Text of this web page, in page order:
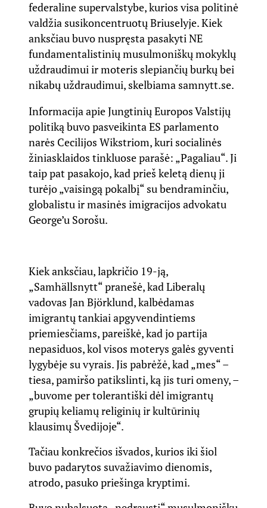
federaline supervalstybe, kurios visa politinė
valdžia susikoncentruotų Briuselyje. Kiek
anksčiau buvo nuspręsta pasakyti NE
fundamentalistinių musulmoniškų mokyklų
uždraudimui ir moteris slepiančių burkų bei
nikabų uždraudimui, skelbiama samnytt.se.
Informacija apie Jungtinių Europos Valstijų
politiką buvo pasveikinta ES parlamento
narės Cecilijos Wikstriom, kuri socialinės
žiniasklaidos tinkluose parašė: „Pagaliau“. Ji
taip pat pasakojo, kad prieš keletą dienų ji
turėjo „vaisingą pokalbį“ su bendraminčiu,
globalistu ir masinės imigracijos advokatu
George’u Sorošu.
Kiek anksčiau, lapkričio 19-ją,
„Samhällsnytt“ pranešė, kad Liberalų
vadovas Jan Björklund, kalbėdamas
imigrantų tankiai apgyvendintiems
priemiesčiams, pareiškė, kad jo partija
nepasiduos, kol visos moterys galės gyventi
lygybėje su vyrais. Jis pabrėžė, kad „mes“ –
tiesa, pamiršo patikslinti, ką jis turi omeny, –
„buvome per tolerantiški dėl imigrantų
grupių keliamų religinių ir kultūrinių
klausimų Švedijoje“.
Tačiau konkrečios išvados, kurios iki šiol
buvo padarytos suvažiavimo dienomis,
atrodo, pasuko priešinga kryptimi.